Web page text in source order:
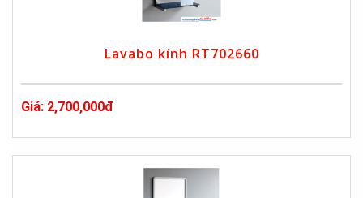
Lavabo kính RT702660
Giá: 2,700,000đ